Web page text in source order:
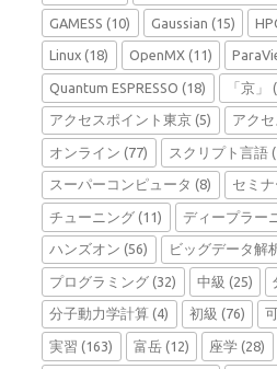
GAMESS (10) Gaussian (15)
Linux (18) OpenMX(11)
Quantum ESPRESSO (18) 「京」
アクセスポイント東京 (5) アク
オンライン (77) スクリプト言語
スーパーコンピュータ (8) セミナ
チューニング (11) ディープラー
ハンズオン (56) ビッグデータ解
プログラミング (32) 中級 (25)
分子動力学計算 (4) 初級 (76)
実習 (163) 富岳(12) 座学 (28)